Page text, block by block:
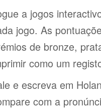
a jogos
jogo. As
de bronze,
como um
e escreva em
com a